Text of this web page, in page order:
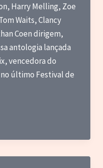
Harry Melling, Zoe
Waits, Clancy
Coen dirigem,
antologia lançada
vencedora do
último Festival de